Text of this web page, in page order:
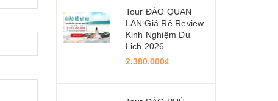
Tour ĐẢO QUAN
LẠN Giá Rẻ Review
Kinh Nghiệm Du
Lịch 2026
2.380.000₫